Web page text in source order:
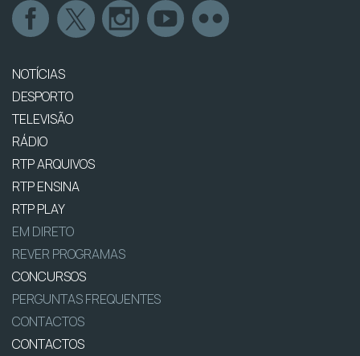
NOTÍCIAS
DESPORTO
TELEVISÃO
RÁDIO
RTP ARQUIVOS
RTP ENSINA
RTP PLAY
EM DIRETO
REVER PROGRAMAS
CONCURSOS
PERGUNTAS FREQUENTES
CONTACTOS
CONTACTOS